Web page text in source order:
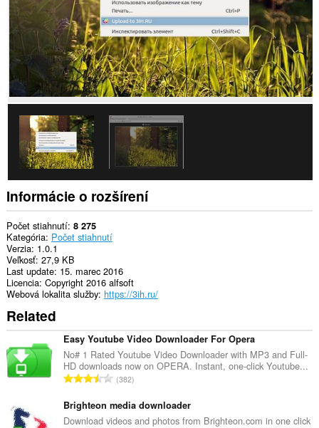
This
extension
can
write
data
into
the
clipboard.
Informácie o rozšírení
Počet stiahnutí 8 275
Kategória Počet stiahnutí
Verzia 1.0.1
Veľkosť 27,9 KB
Last update 15. marec 2016
Licencia Copyright 2016 alfsoft
Webová lokalita služby https://3ih.ru/
Related
Easy Youtube Video Downloader For Opera
No# 1 Rated Youtube Video Downloader with MP3 and Full-
HD downloads now on OPERA. Instant, one-click Youtube...
C
l
k
382
Brighteon media downloader
Download videos and photos from Brighteon.com in one click